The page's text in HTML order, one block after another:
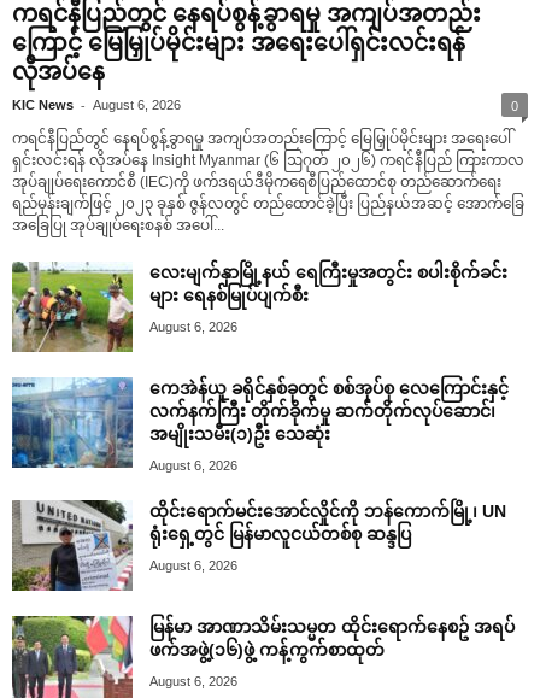
ကရင်နီပြည်တွင် နေရပ်စွန့်ခွာရမှု အကျပ်အတည်း
ကြောင့် မြေမြှုပ်မိုင်းများ အရေးပေါ်ရှင်းလင်းရန်
လိုအပ်နေ
KIC News - August 6, 2026 0
ကရင်နီပြည်တွင် နေရပ်စွန့်ခွာရမှု အကျပ်အတည်းကြောင့် မြေမြှုပ်မိုင်းများ အရေးပေါ်
ရှင်းလင်းရန် လိုအပ်နေ Insight Myanmar (၆ ဩဂုတ် ၂၀၂၆) ကရင်နီပြည် ကြားကာလ
အုပ်ချုပ်ရေးကောင်စီ (IEC)ကို ဖက်ဒရယ်ဒီမိုကရေစီပြည်ထောင်စု တည်ဆောက်ရေး
ရည်မှန်းချက်ဖြင့် ၂၀၂၃ ခုနှစ် ဇွန်လတွင် တည်ထောင်ခဲ့ပြီး ပြည်နယ်အဆင့် အောက်ခြေ
အခြေပြု အုပ်ချုပ်ရေးစနစ် အပေါ်...
လေးမျက်နှာမြို့နယ် ရေကြီးမှုအတွင်း စပါးစိုက်ခင်း
များ ရေနစ်မြုပ်ပျက်စီး
August 6, 2026
ကေအဲန်ယူ ခရိုင်နှစ်ခုတွင် စစ်အုပ်စု လေကြောင်းနှင့်
လက်နက်ကြီး တိုက်ခိုက်မှု ဆက်တိုက်လုပ်ဆောင်၊
အမျိုးသမီး(၁)ဦး သေဆုံး
August 6, 2026
ထိုင်းရောက်မင်းအောင်လှိုင်ကို ဘန်ကောက်မြို့၊ UN
ရုံးရှေ့တွင် မြန်မာလူငယ်တစ်စု ဆန္ဒပြ
August 6, 2026
မြန်မာ အာဏာသိမ်းသမ္မတ ထိုင်းရောက်နေစဥ် အရပ်
ဖက်အဖွဲ့(၁၆)ဖွဲ့ ကန့်ကွက်စာထုတ်
August 6, 2026